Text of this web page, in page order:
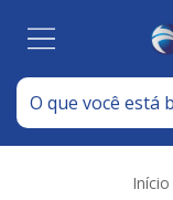
Início